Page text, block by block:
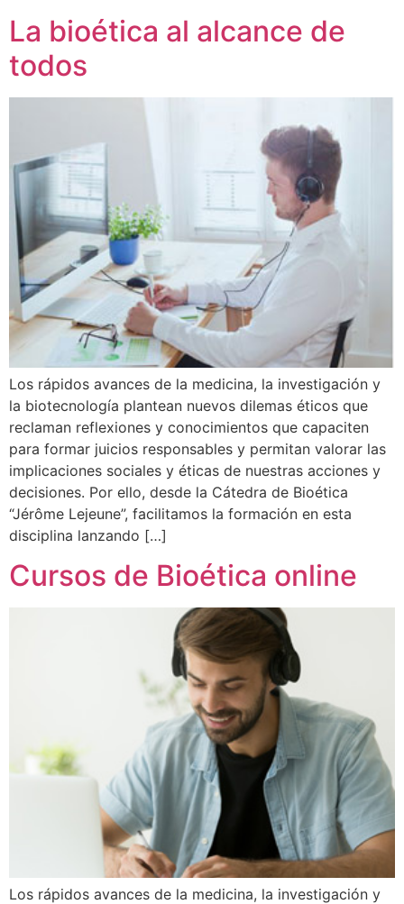
La bioética al alcance de
todos
Los rápidos avances de la medicina, la investigación y
la biotecnología plantean nuevos dilemas éticos que
reclaman reflexiones y conocimientos que capaciten
para formar juicios responsables y permitan valorar las
implicaciones sociales y éticas de nuestras acciones y
decisiones. Por ello, desde la Cátedra de Bioética
“Jérôme Lejeune”, facilitamos la formación en esta
disciplina lanzando […]
Cursos de Bioética online
Los rápidos avances de la medicina, la investigación y